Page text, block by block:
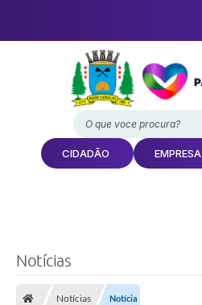
O que voce procura?
CIDADÃO EMPRESA
Notícias
Notícias Notícia